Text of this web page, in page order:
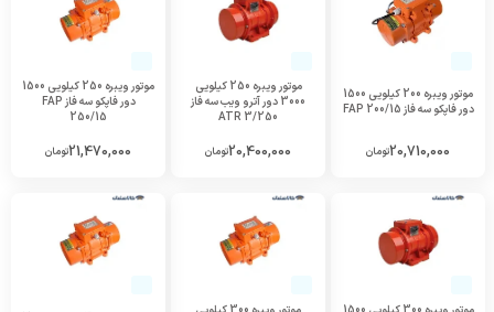
موتور ویبره 200 کیلویی 1500
دور فاپکو سه فاز FAP 200/15
20,710,000تومان
موتور ویبره 250 کیلویی
3000 دور آترو ویب سه فاز
ATR 3/250
20,400,000تومان
موتور ویبره 250 کیلویی 1500
دور فاپکو سه فاز FAP
250/15
21,470,000تومان